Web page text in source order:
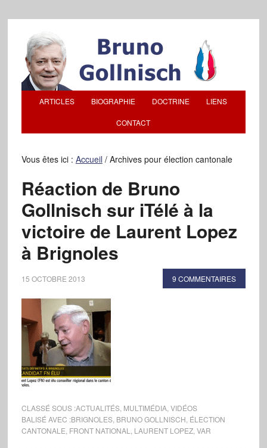
ARTICLES BIOGRAPHIE DOCTRINE LIENS
CONTACT
Vous êtes ici : Accueil /Archives pour élection cantonale
Réaction de Bruno
Gollnisch sur iTélé à la
victoire de Laurent Lopez
à Brignoles
15 OCTOBRE 2013 9 COMMENTAIRES
CLASSÉ SOUS :ACTUALITÉS, MULTIMÉDIA, VIDÉOS
BALISÉ AVEC :BRIGNOLES, BRUNO GOLLNISCH ÉLECTION
CANTONALE FRONT NATIONAL LAURENT LOPEZ, VAR